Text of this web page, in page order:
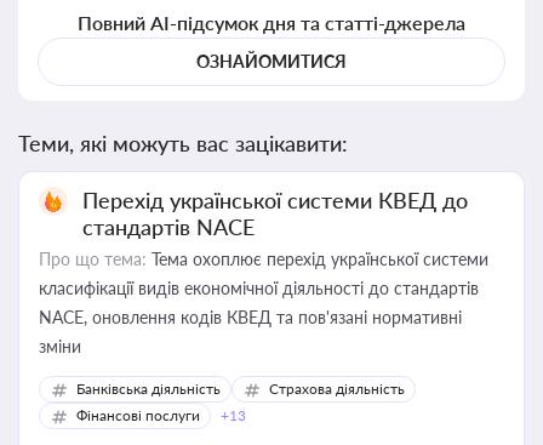
Повний AI-підсумок дня та статті-джерела
ОЗНАЙОМИТИСЯ
Теми, які можуть вас зацікавити:
Перехід української системи КВЕД до
стандартів NACE
Про що тема: Тема охоплює перехід української системи
класифікації видів економічної діяльності до стандартів
NACE, оновлення кодів КВЕД та пов'язані нормативні
зміни
Банківська діяльність
Страхова діяльність
Фінансові послуги
+13